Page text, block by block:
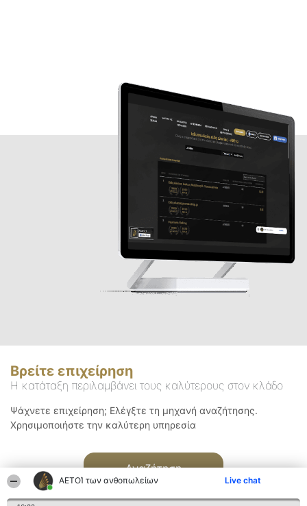
ΑΕΤΟΊ των ανθοπωλείων Live chat
Βρείτε επιχείρηση
Η κατάταξη περιλαμβάνει τους καλύτερους στον κλάδο
Ψάχνετε επιχείρηση; Ελέγξτε τη μηχανή αναζήτησης.
Χρησιμοποιήστε την καλύτερη υπηρεσία
Αναζήτηση